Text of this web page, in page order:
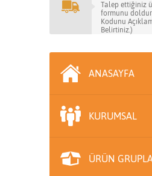
Talep ettiğiniz
formunu
Kodunu
Belirtiniz.)
ANASAYFA
KURUMSAL
ÜRÜN